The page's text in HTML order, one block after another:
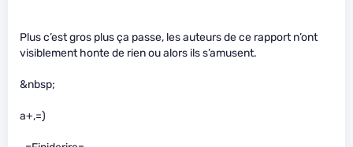
Plus c’est gros plus ça passe, les auteurs de ce rapport n’ont
visiblement honte de rien ou alors ils s’amusent.
&nbsp;
a+,=)